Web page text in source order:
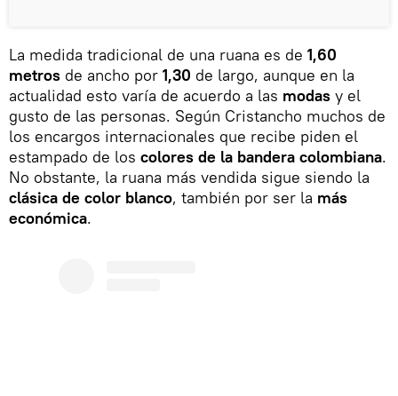
La medida tradicional de una ruana es de 1,60
metros de ancho por 1,30 de largo, aunque en la
actualidad esto varía de acuerdo a las modas y el
gusto de las personas. Según Cristancho muchos de
los encargos internacionales que recibe piden el
estampado de los colores de la bandera colombiana.
No obstante, la ruana más vendida sigue siendo la
clásica de color blanco, también por ser la más
económica.